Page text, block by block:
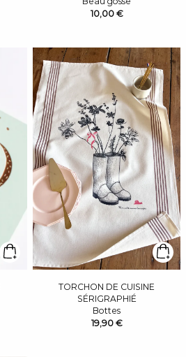
10,00 €
TORCHON DE CUISINE
SÉRIGRAPHIÉ
Bottes
19,90 €